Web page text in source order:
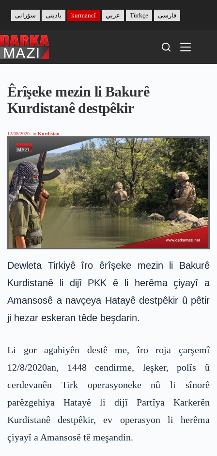
content
بادینی سۆرانی kurmancî عربي Türkçe فارسی
Êrîşeke mezin li Bakurê
Kurdistanê destpêkir
12/08/2020 in Kurdistan
Dewleta Tirkiyê îro êrîşeke mezin li Bakurê
Kurdistanê li dijî PKK ê li herêma çiyayî a
Amansosê a navçeya Hatayê destpêkir û pêtir
ji hezar eskeran têde beşdarin.
Li gor agahiyên destê me, îro roja çarşemî
12/8/2020an, 1448 cendirme, leşker, polîs û
cerdevanên Tirk operasyoneke nû li sînorê
parêzgehiya Hatayê li dijî Partîya Karkerên
Kurdistanê destpêkir, ev operasyon li herêma
çiyayî a Amansosê tê meşandin.